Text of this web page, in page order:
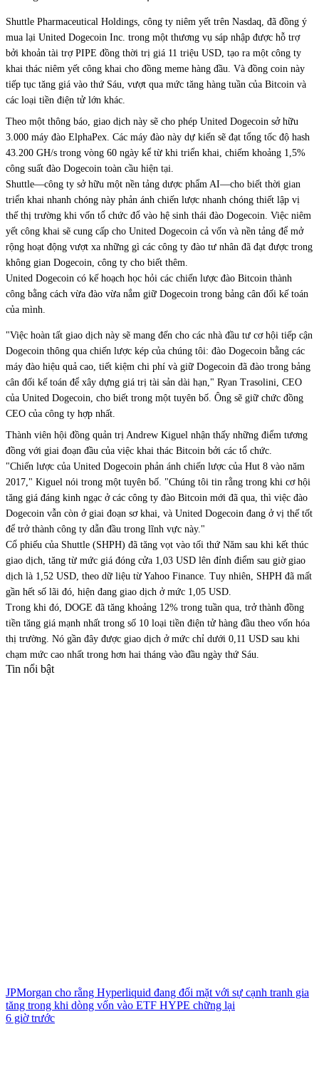
Shuttle Pharmaceutical Holdings, công ty niêm yết trên Nasdaq, đã đồng ý
mua lại United Dogecoin Inc. trong một thương vụ sáp nhập được hỗ trợ
bởi khoản tài trợ PIPE đồng thời trị giá 11 triệu USD, tạo ra một công ty
khai thác niêm yết công khai cho đồng meme hàng đầu. Và đồng coin này
tiếp tục tăng giá vào thứ Sáu, vượt qua mức tăng hàng tuần của Bitcoin và
các loại tiền điện tử lớn khác.
Theo một thông báo, giao dịch này sẽ cho phép United Dogecoin sở hữu
3.000 máy đào ElphaPex. Các máy đào này dự kiến sẽ đạt tổng tốc độ hash
43.200 GH/s trong vòng 60 ngày kể từ khi triển khai, chiếm khoảng 1,5%
công suất đào Dogecoin toàn cầu hiện tại.
Shuttle—công ty sở hữu một nền tảng dược phẩm AI—cho biết thời gian
triển khai nhanh chóng này phản ánh chiến lược nhanh chóng thiết lập vị
thế thị trường khi vốn tổ chức đổ vào hệ sinh thái đào Dogecoin. Việc niêm
yết công khai sẽ cung cấp cho United Dogecoin cả vốn và nền tảng để mở
rộng hoạt động vượt xa những gì các công ty đào tư nhân đã đạt được trong
không gian Dogecoin, công ty cho biết thêm.
United Dogecoin có kế hoạch học hỏi các chiến lược đào Bitcoin thành
công bằng cách vừa đào vừa nắm giữ Dogecoin trong bảng cân đối kế toán
của mình.
"Việc hoàn tất giao dịch này sẽ mang đến cho các nhà đầu tư cơ hội tiếp cận
Dogecoin thông qua chiến lược kép của chúng tôi: đào Dogecoin bằng các
máy đào hiệu quả cao, tiết kiệm chi phí và giữ Dogecoin đã đào trong bảng
cân đối kế toán để xây dựng giá trị tài sản dài hạn," Ryan Trasolini, CEO
của United Dogecoin, cho biết trong một tuyên bố. Ông sẽ giữ chức đồng
CEO của công ty hợp nhất.
Thành viên hội đồng quản trị Andrew Kiguel nhận thấy những điểm tương
đồng với giai đoạn đầu của việc khai thác Bitcoin bởi các tổ chức.
"Chiến lược của United Dogecoin phản ánh chiến lược của Hut 8 vào năm
2017," Kiguel nói trong một tuyên bố. "Chúng tôi tin rằng trong khi cơ hội
tăng giá đáng kinh ngạc ở các công ty đào Bitcoin mới đã qua, thì việc đào
Dogecoin vẫn còn ở giai đoạn sơ khai, và United Dogecoin đang ở vị thế tốt
để trở thành công ty dẫn đầu trong lĩnh vực này."
Cổ phiếu của Shuttle (SHPH) đã tăng vọt vào tối thứ Năm sau khi kết thúc
giao dịch, tăng từ mức giá đóng cửa 1,03 USD lên đỉnh điểm sau giờ giao
dịch là 1,52 USD, theo dữ liệu từ Yahoo Finance. Tuy nhiên, SHPH đã mất
gần hết số lãi đó, hiện đang giao dịch ở mức 1,05 USD.
Trong khi đó, DOGE đã tăng khoảng 12% trong tuần qua, trở thành đồng
tiền tăng giá mạnh nhất trong số 10 loại tiền điện tử hàng đầu theo vốn hóa
thị trường. Nó gần đây được giao dịch ở mức chỉ dưới 0,11 USD sau khi
chạm mức cao nhất trong hơn hai tháng vào đầu ngày thứ Sáu.
Tin nổi bật
JPMorgan cho rằng Hyperliquid đang đối mặt với sự cạnh tranh gia
tăng trong khi dòng vốn vào ETF HYPE chững lại
6 giờ trước